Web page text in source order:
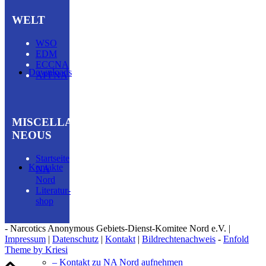
Downloads
Kontakte
– Kontakt zu NA Nord aufnehmen
WELT
WSO
EDM
ECCNA
APFNA
MISCELLA­
NEOUS
Startseite
NA
Nord
Literatur­
shop
- Narcotics Anonymous Gebiets-Dienst-Komitee Nord e.V. |
Impressum | Datenschutz | Kontakt | Bildrechtenachweis - Enfold
Theme by Kriesi